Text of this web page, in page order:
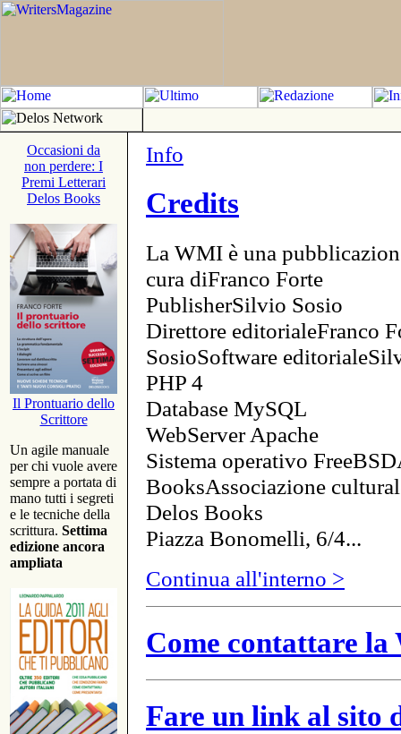
Occasioni da
non perdere: I
Premi Letterari
Delos Books
Il Prontuario dello
Scrittore
Un agile manuale
per chi vuole avere
sempre a portata di
mano tutti i segreti
e le tecniche della
scrittura. Settima
edizione ancora
ampliata
Info
Credits
La WMI è una
cura diFranco Forte
PublisherSilvio Sosio
Direttore editorialeFranco
SosioSoftware
PHP 4
Database MySQL
WebServer Apache
Sistema operativo
BooksAssociazione
Delos Books
Piazza Bonomelli, 6/4...
Continua all'interno >
Come contattare
Fare un link al sito